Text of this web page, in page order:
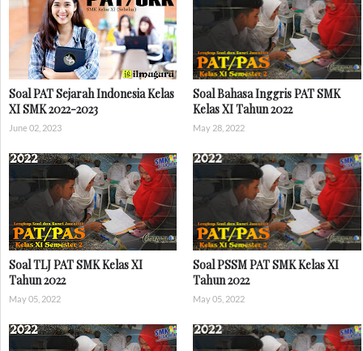
Soal PAT Sejarah Indonesia Kelas
XI SMK 2022-2023
June 02, 2023
Soal Bahasa Inggris PAT SMK
Kelas XI Tahun 2022
May 28, 2022
Soal TLJ PAT SMK Kelas XI
Tahun 2022
May 05, 2022
Soal PSSM PAT SMK Kelas XI
Tahun 2022
May 05, 2022